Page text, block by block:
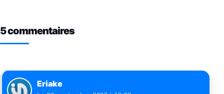
5 commentaires
Eriake